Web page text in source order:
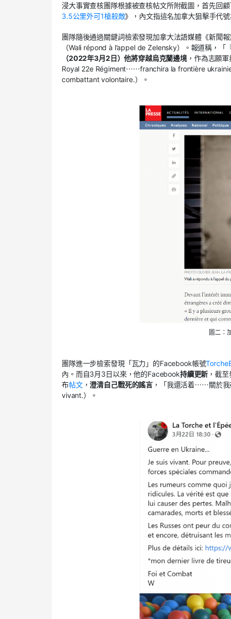
浸大事實查核團隊根據被查核帖文所附截圖，首先回
3.5公里外可1槍殺敵》，內文指這名加拿大狙擊手代號
團隊隨後通過關鍵詞檢索發現加拿大法語媒體《新聞
（Wali répond à l’appel de Zelensky）。報道稱，
（2022年3月2日）他將穿越烏克蘭邊境 ，作為志願
Royal 22e Régiment⋯⋯franchira la frontière
combattant volontaire.）。
圖二：
團隊進一步檢索發現「瓦力」的Facebook帳號
內。而自3月3日以來，他的Facebook持續更新 ，截
布帖文，澄清自己戰死的謠言 ，「我還活着⋯⋯關於我
vivant.）。